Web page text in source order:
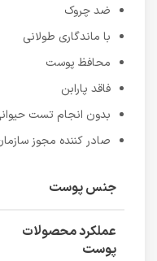
ضد چروک
با ماندگاری طولانی
محافظ پوست
فاقد پارابن
بدون انجام تست
صادر کننده مجوز
جنس پوست
عملکرد محصولات
پوست